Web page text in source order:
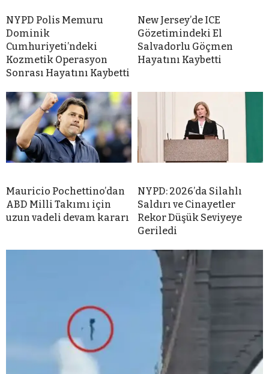
NYPD Polis Memuru
Dominik
Cumhuriyeti’ndeki
Kozmetik Operasyon
Sonrası Hayatını Kaybetti
New Jersey’de ICE
Gözetimindeki El
Salvadorlu Göçmen
Hayatını Kaybetti
Mauricio Pochettino’dan
ABD Milli Takımı için
uzun vadeli devam kararı
NYPD: 2026’da Silahlı
Saldırı ve Cinayetler
Rekor Düşük Seviyeye
Geriledi